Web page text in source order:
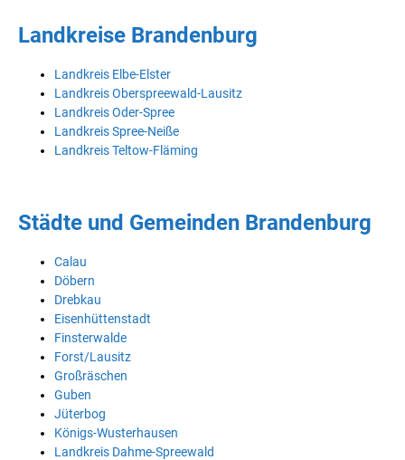
Landkreise Brandenburg
Landkreis Elbe-Elster
Landkreis Oberspreewald-Lausitz
Landkreis Oder-Spree
Landkreis Spree-Neiße
Landkreis Teltow-Fläming
Städte und Gemeinden Brandenburg
Calau
Döbern
Drebkau
Eisenhüttenstadt
Finsterwalde
Forst/Lausitz
Großräschen
Guben
Jüterbog
Königs-Wusterhausen
Landkreis Dahme-Spreewald